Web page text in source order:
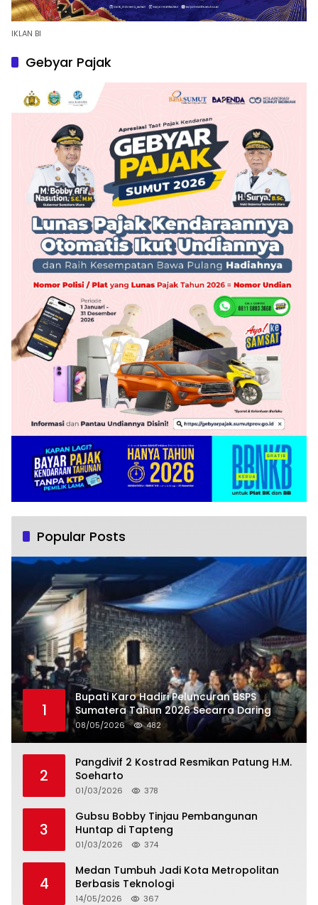
IKLAN BI
Gebyar Pajak
Popular Posts
1
Bupati Karo Hadiri Peluncuran BSPS
Sumatera Tahun 2026 Secarra Daring
08/05/2026 482
2
Pangdivif 2 Kostrad Resmikan Patung H.M.
Soeharto
01/03/2026 378
3
Gubsu Bobby Tinjau Pembangunan
Huntap di Tapteng
01/03/2026 374
4
Medan Tumbuh Jadi Kota Metropolitan
Berbasis Teknologi
14/05/2026 367